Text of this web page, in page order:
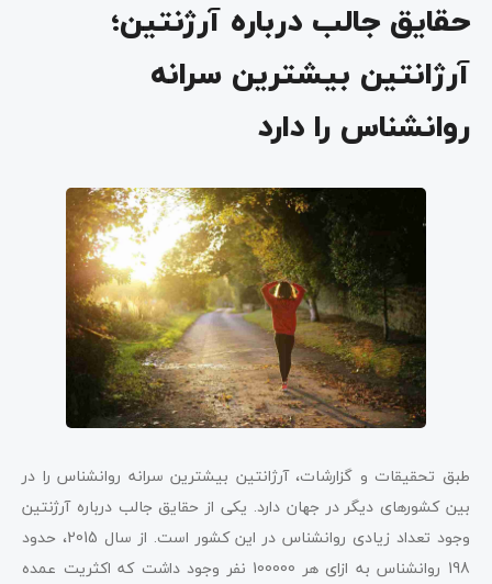
حقایق جالب درباره آرژنتین؛
آرژانتین بیشترین سرانه
روانشناس را دارد
طبق تحقیقات و گزارشات، آرژانتین بیشترین سرانه روانشناس را در
بین کشور‌های دیگر در جهان دارد. یکی از حقایق جالب درباره آرژنتین
وجود تعداد زیادی روانشناس در این کشور است. از سال 2015، حدود
198 روانشناس به ازای هر 100000 نفر وجود داشت که اکثریت عمده